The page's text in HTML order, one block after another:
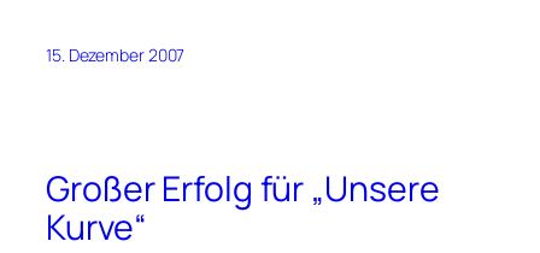
15. Dezember 2007
Großer Erfolg für „Unsere
Kurve“